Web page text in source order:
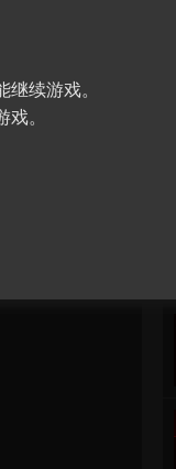
续游戏。
。
德国和苏联，